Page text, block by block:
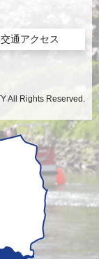
通アクセス
All Rights Reserved.